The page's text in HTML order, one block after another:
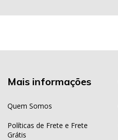
Mais informações
Quem Somos
Políticas de Frete e Frete
Grátis